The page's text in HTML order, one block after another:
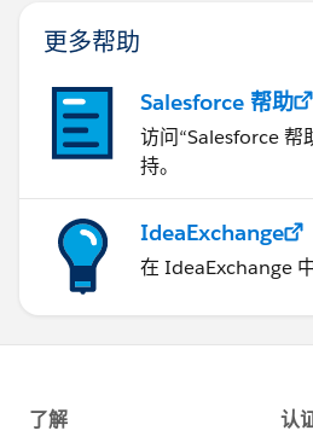
更多帮助
Salesforce 帮助
访问“Salesforce 帮
持。
IdeaExchange
在 IdeaExchange